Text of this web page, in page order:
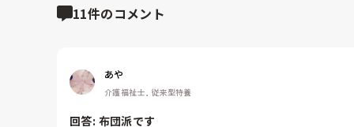
11件のコメント
あや
介護福祉士, 従来型特養
回答: 布団派です